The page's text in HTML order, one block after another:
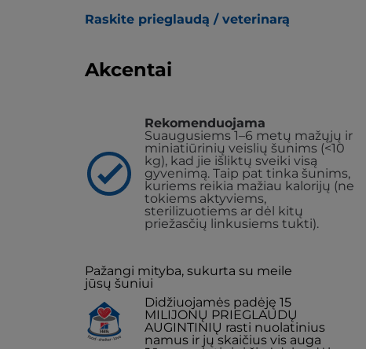
Raskite prieglaudą / veterinarą
Akcentai
Rekomenduojama
Suaugusiems 1–6 metų mažųjų ir
miniatiūrinių veislių šunims (<10
kg), kad jie išliktų sveiki visą
gyvenimą. Taip pat tinka šunims,
kuriems reikia mažiau kalorijų (ne
tokiems aktyviems,
sterilizuotiems ar dėl kitų
priežasčių linkusiems tukti).
Pažangi mityba, sukurta su meile
jūsų šuniui
Didžiuojamės padėję 15
MILIJONŲ PRIEGLAUDŲ
AUGINTINIŲ rasti nuolatinius
namus ir jų skaičius vis auga